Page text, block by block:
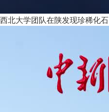
西北大学团队在陕发现珍稀化石